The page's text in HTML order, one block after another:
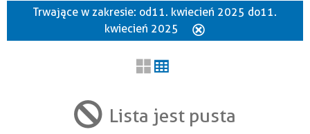
Szukana fraza
Trwające w zakresie
Trwające w zakresie: od 11. kwiecień 2025 do 11.
kwiecień 2025
Lista jest pusta